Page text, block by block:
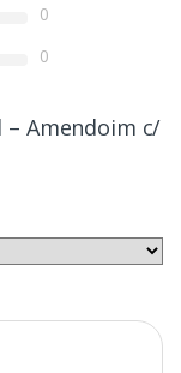
0
0
– Amendoim c/